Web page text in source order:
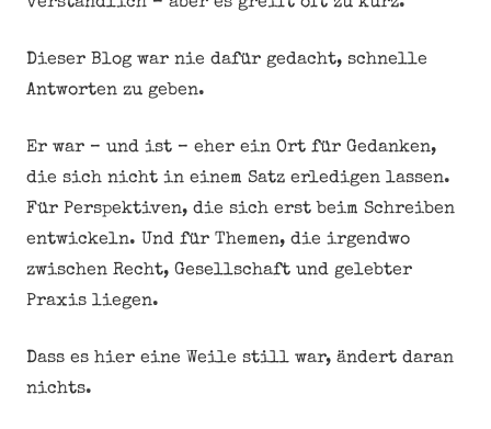
Dieser Blog war nie dafür gedacht, schnelle
Antworten zu geben.
Er war – und ist – eher ein Ort für Gedanken,
die sich nicht in einem Satz erledigen lassen.
Für Perspektiven, die sich erst beim Schreiben
entwickeln. Und für Themen, die irgendwo
zwischen Recht, Gesellschaft und gelebter
Praxis liegen.
Dass es hier eine Weile still war, ändert daran
nichts.